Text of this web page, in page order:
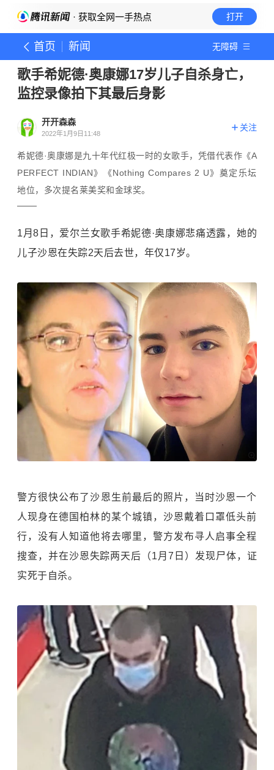
· 获取全网一手热点 打开
首页 新闻 无障碍
歌手希妮德·奥康娜17岁儿子自杀身亡，
监控录像拍下其最后身影
开开森森
2022年1月9日11:48
关注
希妮德·奥康娜是九十年代红极一时的女歌手，凭借代表作《A
PERFECT INDIAN》《Nothing Compares 2 U》奠定乐坛
地位，多次提名莱美奖和金球奖。
1月8日，爱尔兰女歌手希妮德·奥康娜悲痛透露，她的
儿子沙恩在失踪2天后去世，年仅17岁。
警方很快公布了沙恩生前最后的照片，当时沙恩一个
人现身在德国柏林的某个城镇，沙恩戴着口罩低头前
行，没有人知道他将去哪里，警方发布寻人启事全程
搜查，并在沙恩失踪两天后（1月7日）发现尸体，证
实死于自杀。